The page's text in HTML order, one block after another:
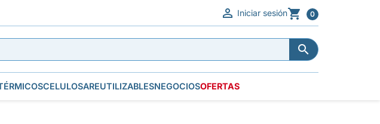
 Iniciar sesión 0


CELULOSAREUTILIZABLESNEGOCIOSOFERTAS